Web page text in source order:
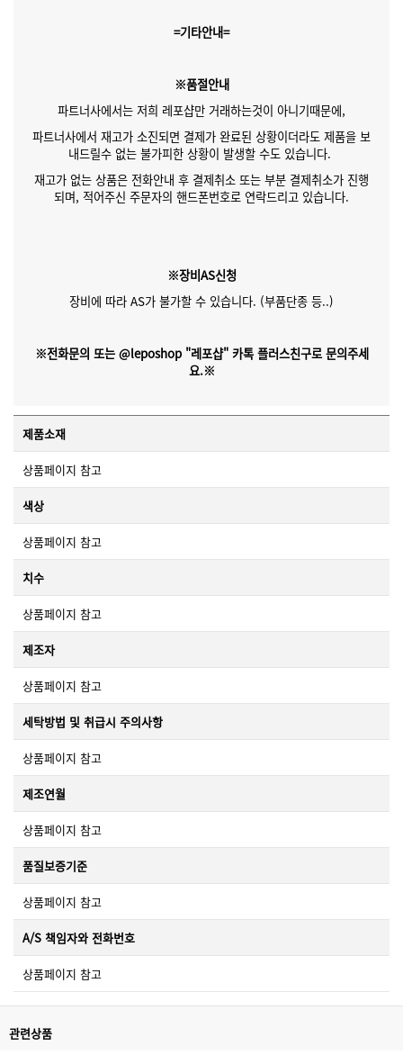
=기타안내=
※품절안내
파트너사에서는 저희 레포샵만 거래하는것이 아니기때문에,
파트너사에서 재고가 소진되면 결제가 완료된 상황이더라도 제품을 보
내드릴수 없는 불가피한 상황이 발생할 수도 있습니다.
재고가 없는 상품은 전화안내 후 결제취소 또는 부분 결제취소가 진행
되며, 적어주신 주문자의 핸드폰번호로 연락드리고 있습니다.
※장비AS신청
장비에 따라 AS가 불가할 수 있습니다. (부품단종 등..)
※전화문의 또는 @leposhop "레포샵" 카톡 플러스친구로 문의주세
요.※
제품소재
상품페이지 참고
색상
상품페이지 참고
치수
상품페이지 참고
제조자
상품페이지 참고
세탁방법 및 취급시 주의사항
상품페이지 참고
제조연월
상품페이지 참고
품질보증기준
상품페이지 참고
A/S 책임자와 전화번호
상품페이지 참고
관련상품